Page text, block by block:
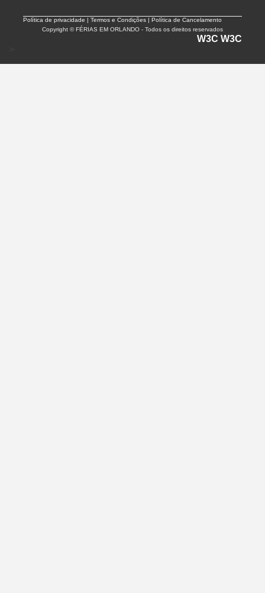
Política de privacidade |Termos e Condições | Política de Cancelamento
Copyright © FÉRIAS EM ORLANDO - Todos os direitos reservados
W3C W3C